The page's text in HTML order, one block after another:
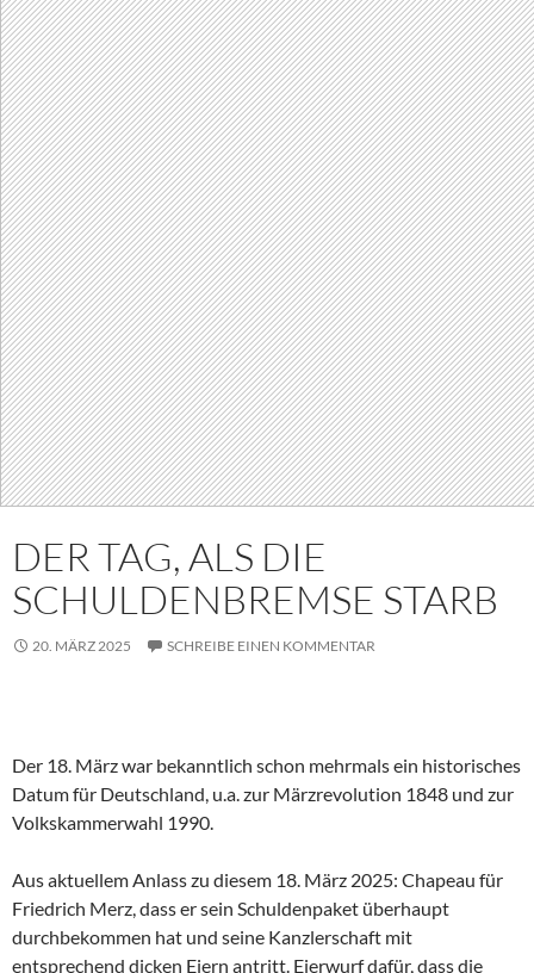
DER TAG, ALS DIE
SCHULDENBREMSE STARB
20. MÄRZ 2025 SCHREIBE EINEN KOMMENTAR
Der 18. März war bekanntlich schon mehrmals ein historisches
Datum für Deutschland, u.a. zur Märzrevolution 1848 und zur
Volkskammerwahl 1990.
Aus aktuellem Anlass zu diesem 18. März 2025: Chapeau für
Friedrich Merz, dass er sein Schuldenpaket überhaupt
durchbekommen hat und seine Kanzlerschaft mit
entsprechend dicken Eiern antritt. Eierwurf dafür, dass die